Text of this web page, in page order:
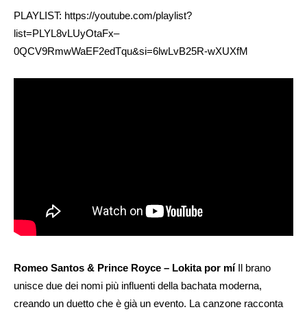
PLAYLIST: https://youtube.com/playlist?
list=PLYL8vLUyOtaFx–
0QCV9RmwWaEF2edTqu&si=6lwLvB25R-wXUXfM
Romeo Santos & Prince Royce – Lokita por míIl brano
unisce due dei nomi più influenti della bachata moderna,
creando un duetto che è già un evento. La canzone racconta